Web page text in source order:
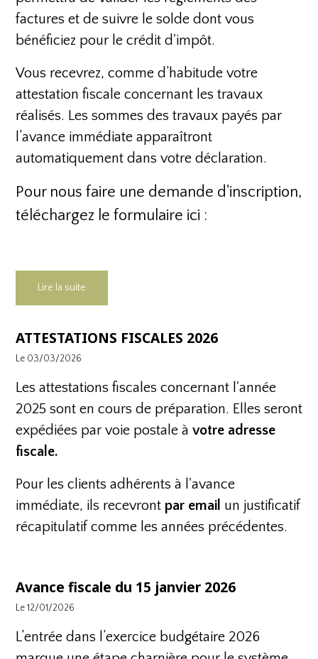
factures et de suivre le solde dont vous
bénéficiez pour le crédit d'impôt.
Vous recevrez, comme d’habitude votre
attestation fiscale concernant les travaux
réalisés. Les sommes des travaux payés par
l’avance immédiate apparaîtront
automatiquement dans votre déclaration.
Pour nous faire une demande d'inscription,
téléchargez le formulaire ici :
Lire la suite
ATTESTATIONS FISCALES 2026
Le 03/03/2026
Les attestations fiscales concernant l'année
2025 sont en cours de préparation. Elles seront
expédiées par voie postale à votre adresse
fiscale.
Pour les clients adhérents à l'avance
immédiate, ils recevront par email un justificatif
récapitulatif comme les années précédentes.
Avance fiscale du 15 janvier 2026
Le 12/01/2026
L’entrée dans l’exercice budgétaire 2026